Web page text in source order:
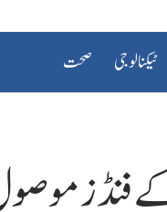
ٹیکنالوجی صحت